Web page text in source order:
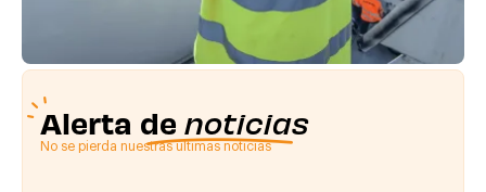
Alerta de noticias
No se pierda nuestras últimas noticias